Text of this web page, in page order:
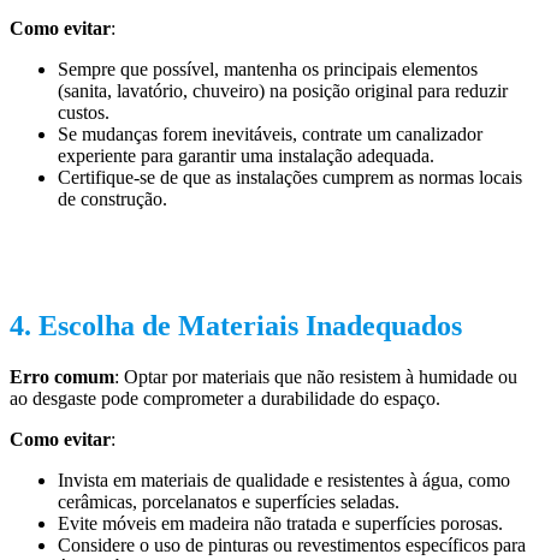
Como evitar:
Sempre que possível, mantenha os principais elementos
(sanita, lavatório, chuveiro) na posição original para reduzir
custos.
Se mudanças forem inevitáveis, contrate um canalizador
experiente para garantir uma instalação adequada.
Certifique-se de que as instalações cumprem as normas locais
de construção.
4. Escolha de Materiais Inadequados
Erro comum: Optar por materiais que não resistem à humidade ou
ao desgaste pode comprometer a durabilidade do espaço.
Como evitar:
Invista em materiais de qualidade e resistentes à água, como
cerâmicas, porcelanatos e superfícies seladas.
Evite móveis em madeira não tratada e superfícies porosas.
Considere o uso de pinturas ou revestimentos específicos para